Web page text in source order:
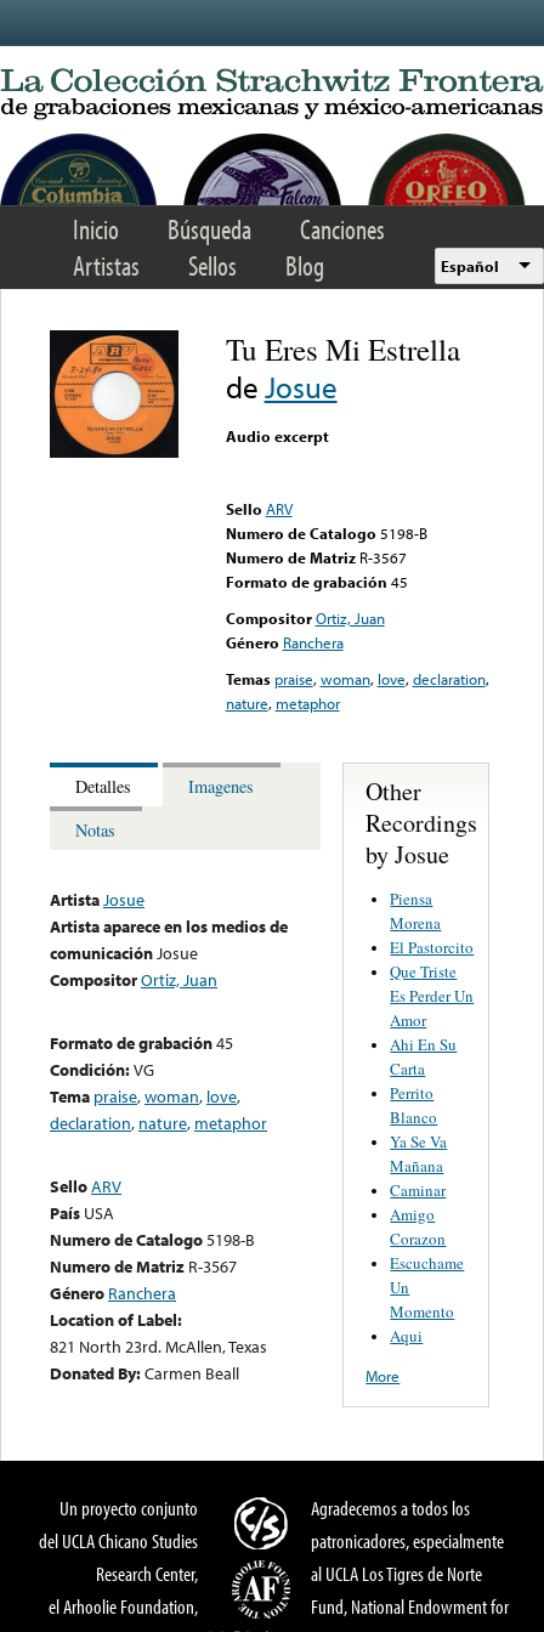
Inicio Búsqueda
Canciones
Artistas
Sellos Blog Español
Tu Eres Mi Estrella
deJosue
Audio excerpt
Sello ARV
Numero de Catalogo 5198-B
Numero de Matriz R-3567
Formato de grabación 45
Compositor Ortiz, Juan
Género Ranchera
Temas praise,woman, love,declaration,
nature, metaphor
Detalles
Imagenes
Notas
ArtistaJosue
Artista aparece en los medios de
comunicaciónJosue
CompositorOrtiz, Juan
Formato de grabación45
Condición:VG
Tema praise,woman, love,
declaration, nature, metaphor
SelloARV
País USA
Numero de Catalogo5198-B
Numero de Matriz R-3567
Género Ranchera
Location of Label:
821 North 23rd. McAllen, Texas
Donated By:Carmen Beall
Other
Recordings
by Josue
Piensa
Morena
El Pastorcito
Que Triste
Es Perder Un
Amor
Ahi En Su
Carta
Perrito
Blanco
Ya Se Va
Mañana
Caminar
Amigo
Corazon
Escuchame
Un
Momento
Aqui
More
Un proyecto conjunto
del UCLA Chicano Studies
Research Center,
el Arhoolie Foundation,
Agradecemos a todos los
patronicadores, especialmente
al UCLA Los Tigres de Norte
Fund, National Endowment for